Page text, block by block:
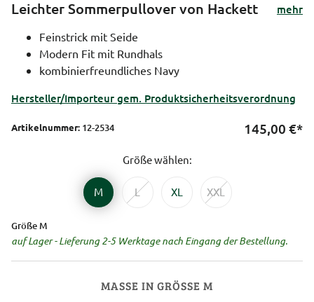
Leichter Sommerpullover von Hackett
mehr
Feinstrick mit Seide
Modern Fit mit Rundhals
kombinierfreundliches Navy
Hersteller/Importeur gem. Produktsicherheitsverordnung
Artikelnummer: 12-2534 145,00 €*
Größe wählen:
M L XL XXL
Größe M
auf Lager - Lieferung 2-5 Werktage nach Eingang der Bestellung.
MASSE IN GRÖSSE M